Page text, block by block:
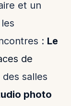
et un
: Le
de
des salles
photo